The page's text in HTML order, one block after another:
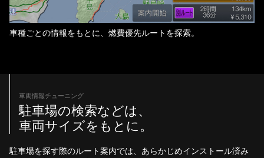
車種ごとの情報をもとに、燃費優先ルートを探索。
車両情報チューニング
駐車場の検索などは、
車両サイズをもとに。
駐車場を探す際のルート案内では、あらかじめインストール済み